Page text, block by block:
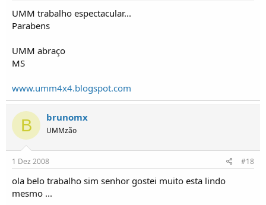
UMM trabalho espectacular...
Parabens
UMM abraço
MS
www.umm4x4.blogspot.com
B brunomx
UMMzão
1 Dez 2008 #18
ola belo trabalho sim senhor gostei muito esta lindo
mesmo ...